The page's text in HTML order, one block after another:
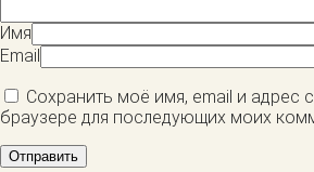
Имя
Email
Сохранить моё имя, email и адрес
браузере для последующих моих